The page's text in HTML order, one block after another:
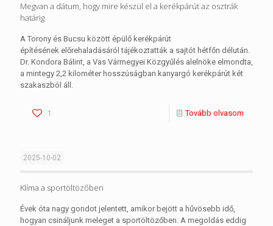
Megvan a dátum, hogy mire készül el a kerékpárút az osztrák
határig
A Torony és Bucsu között épülő kerékpárút
építésének előrehaladásáról tájékoztatták a sajtót hétfőn délután.
Dr. Kondora Bálint, a Vas Vármegyei Közgyűlés alelnöke elmondta,
a mintegy 2,2 kilométer hosszúságban kanyargó kerékpárút két
szakaszból áll.
1 Tovább olvasom
2025-10-02
Klíma a sportöltözőben
Évek óta nagy gondot jelentett, amikor bejött a hűvösebb idő,
hogyan csináljunk meleget a sportöltözőben. A megoldás eddig